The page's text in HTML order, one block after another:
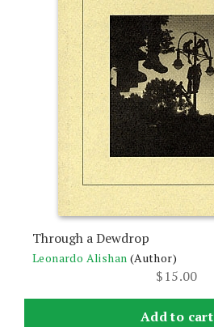
Through a Dewdrop
Leonardo Alishan (Author)
$15.00
Add to cart